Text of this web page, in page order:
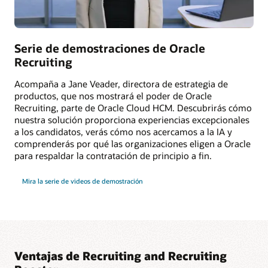
Serie de demostraciones de Oracle
Recruiting
Acompaña a Jane Veader, directora de estrategia de
productos, que nos mostrará el poder de Oracle
Recruiting, parte de Oracle Cloud HCM. Descubrirás cómo
nuestra solución proporciona experiencias excepcionales
a los candidatos, verás cómo nos acercamos a la IA y
comprenderás por qué las organizaciones eligen a Oracle
para respaldar la contratación de principio a fin.
Mira la serie de videos de demostración
Ventajas de Recruiting and Recruiting